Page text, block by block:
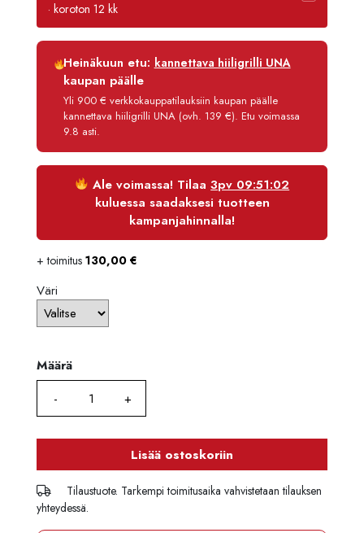
3900,90 €.
· koroton 12 kk
Luottoaika
12 kk
Korko
Käsittelymaksu
3,90 €/kk
Maksettava yhteensä
3 752,66 €
Heinäkuun etu: kannettava hiiligrilli UNA
kaupan päälle
Yli 900 € verkkokauppatilauksiin kaupan päälle
kannettava hiiligrilli UNA (ovh. 139 €). Etu voimassa
9.8 asti.
Ale voimassa! Tilaa3pv 09:51:01
kuluessa saadaksesi tuotteen
kampanjahinnalla!
+ toimitus 130,00 €
Väri
Määrä
Määrä
Lisää ostoskoriin
Tilaustuote. Tarkempi toimitusaika vahvistetaan tilauksen
yhteydessä.